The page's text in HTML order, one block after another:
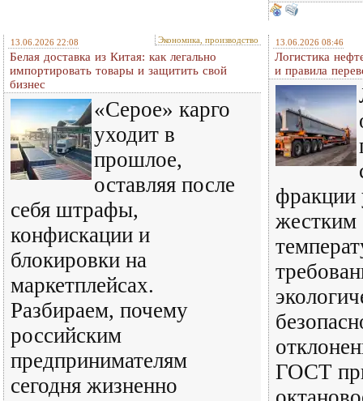
13.06.2026 22:08 Экономика, производство
Белая доставка из Китая: как легально
импортировать товары и защитить свой
бизнес
«Серое» карго
уходит в
прошлое,
оставляя после
себя штрафы,
конфискации и
блокировки на
маркетплейсах.
Разбираем, почему
российским
предпринимателям
сегодня жизненно
13.06.2026 08:46
Логистика
и правила
фракции
жестким
ГОСТ